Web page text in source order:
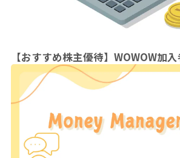
【おすすめ株主優待】WOWOW加